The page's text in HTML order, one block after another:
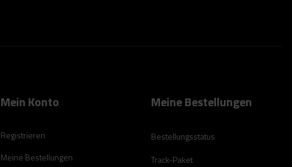
Mein Konto
Registrieren
Meine Bestellungen
Meine Bestellungen
Bestellungsstatus
Track-Paket